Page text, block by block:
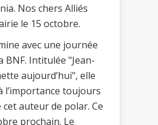
Nos chers Alliés
le 15 octobre.
avec une journée
BNF. Intitulée "Jean-
aujourd’hui", elle
l’importance toujours
auteur de polar. Ce
prochain. Le